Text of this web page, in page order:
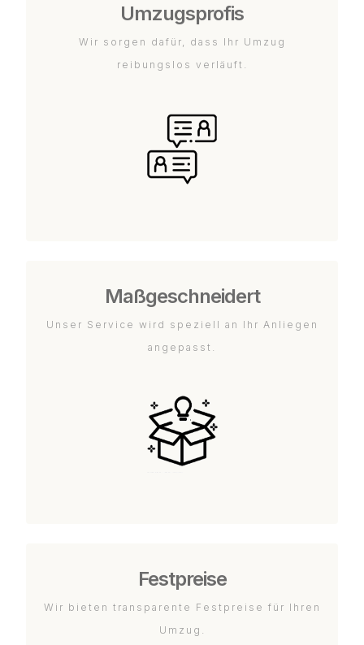
Umzugsprofis
Wir sorgen dafür, dass Ihr Umzug
reibungslos verläuft.
Maßgeschneidert
Unser Service wird speziell an Ihr Anliegen
angepasst.
Festpreise
Wir bieten transparente Festpreise für Ihren
Umzug.